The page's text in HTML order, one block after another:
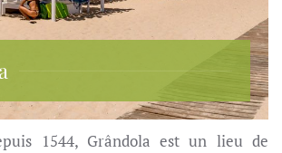
1544, Grândola est un lieu de